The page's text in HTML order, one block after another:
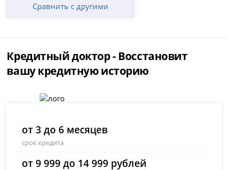
Сравнить с другими
Кредитный доктор - Восстановит
вашу кредитную историю
от 3 до 6 месяцев
срок кредита
от 9 999 до 14 999 рублей